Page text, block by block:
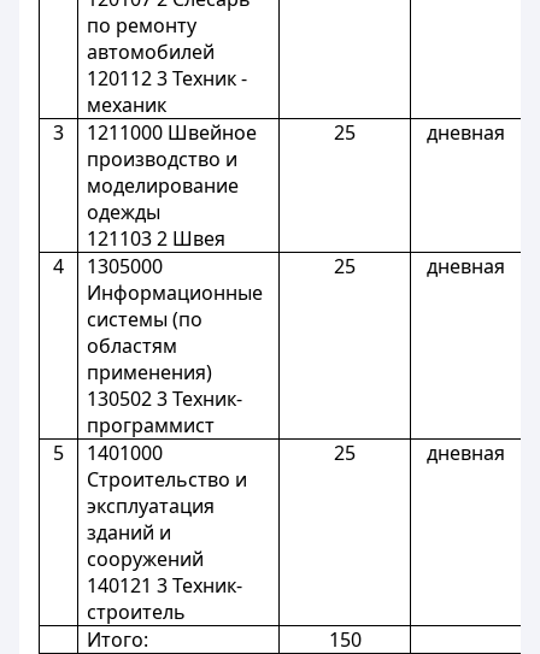
по ремонту
автомобилей
120112 3 Техник -
механик
3
1211000 Швейное
производство и
моделирование
одежды
121103 2 Швея
25 дневная
4
1305000
Информационные
системы (по
областям
применения)
130502 3 Техник-
программист
25 дневная
5
1401000
Строительство и
эксплуатация
зданий и
сооружений
140121 3 Техник-
строитель
25 дневная
Итого: 150